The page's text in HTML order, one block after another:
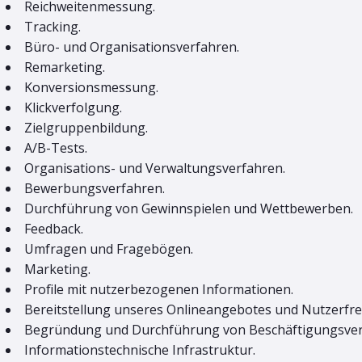
Reichweitenmessung.
Tracking.
Büro- und Organisationsverfahren.
Remarketing.
Konversionsmessung.
Klickverfolgung.
Zielgruppenbildung.
A/B-Tests.
Organisations- und Verwaltungsverfahren.
Bewerbungsverfahren.
Durchführung von Gewinnspielen und Wettbewerben.
Feedback.
Umfragen und Fragebögen.
Marketing.
Profile mit nutzerbezogenen Informationen.
Bereitstellung unseres Onlineangebotes und
Begründung und Durchführung von
Informationstechnische Infrastruktur.